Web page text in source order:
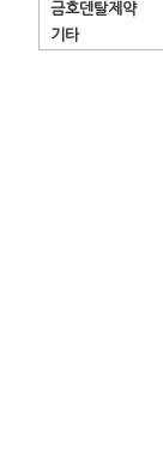
금호덴탈제약
기타